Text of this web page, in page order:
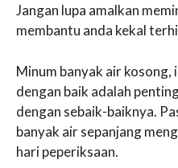
Jangan lupa amalkan
membantu anda kekal
Minum banyak air
dengan baik adalah
dengan sebaik-baiknya.
banyak air sepanjang
hari peperiksaan.